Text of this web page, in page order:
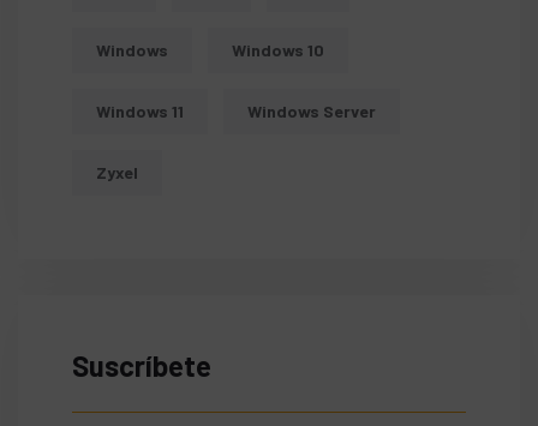
Windows Windows 10
Windows 11 Windows Server
Zyxel
Suscríbete